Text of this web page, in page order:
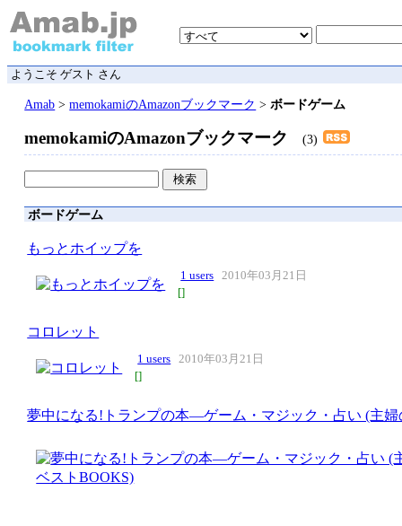
ようこそ ゲスト さん
Amab >memokamiのAmazonブックマーク >ボードゲーム
memokamiのAmazonブックマーク (3)
ボードゲーム
もっとホイップを
1 users
2010年03月21日
[]
コロレット
1 users
2010年03月21日
[]
夢中になる!トランプの本―ゲーム・マジック・占い (主婦